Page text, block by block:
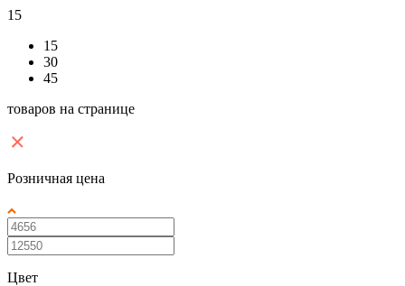
15
15
30
45
товаров на странице
Розничная цена
Цвет